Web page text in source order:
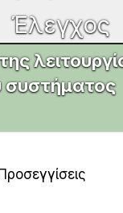
Έλεγχος
συστήματος